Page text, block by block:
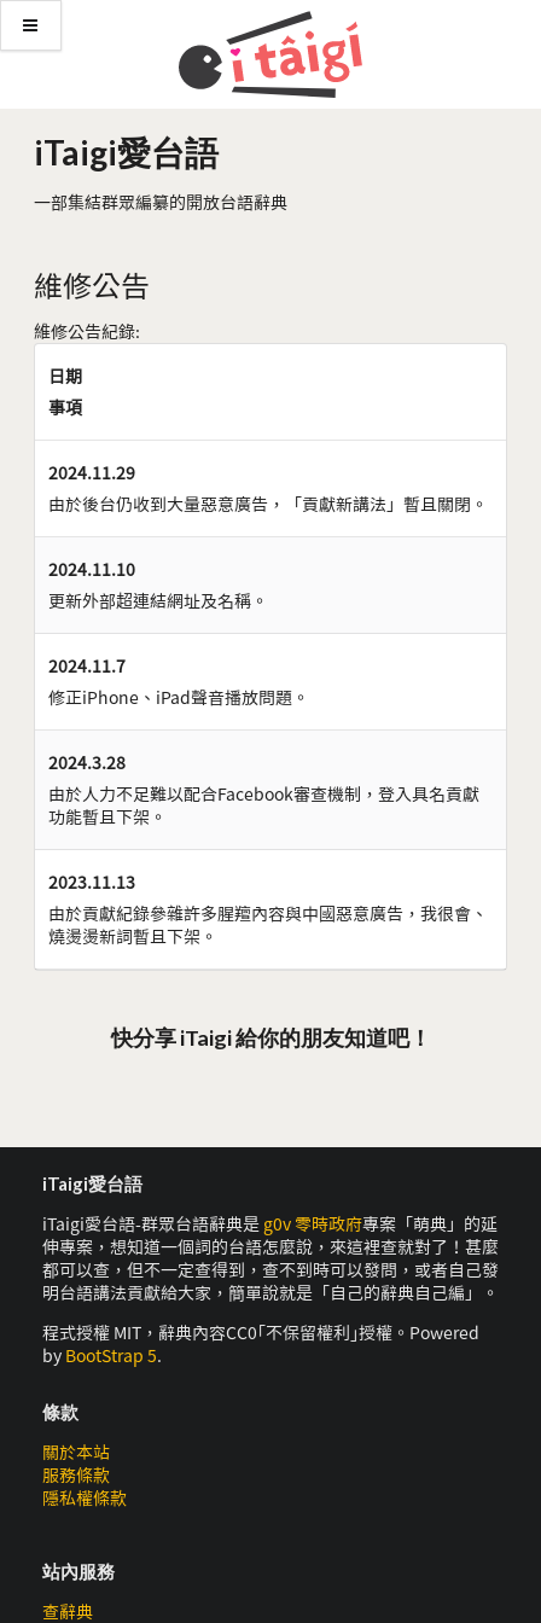
iTaigi愛台語
一部集結群眾編纂的開放台語辭典
維修公告
維修公告紀錄:
日期
事項
2024.11.29
由於後台仍收到大量惡意廣告，「貢獻新講法」暫且關閉。
2024.11.10
更新外部超連結網址及名稱。
2024.11.7
修正iPhone、iPad聲音播放問題。
2024.3.28
由於人力不足難以配合Facebook審查機制，登入具名貢獻
功能暫且下架。
2023.11.13
由於貢獻紀錄參雜許多腥羶內容與中國惡意廣告，我很會、
燒燙燙新詞暫且下架。
快分享 iTaigi 給你的朋友知道吧！
iTaigi愛台語
iTaigi愛台語-群眾台語辭典是 g0v 零時政府專案「萌典」的延
伸專案，想知道一個詞的台語怎麼說，來這裡查就對了！甚麼
都可以查，但不一定查得到，查不到時可以發問，或者自己發
明台語講法貢獻給大家，簡單說就是「自己的辭典自己編」。
程式授權 MIT，辭典內容CC0｢不保留權利｣授權。Powered
by BootStrap 5.
條款
關於本站
服務條款
隱私權條款
站內服務
查辭典